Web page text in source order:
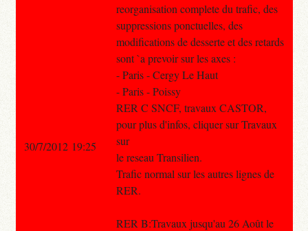
reorganisation complete du trafic, des
suppressions ponctuelles, des
modifications de desserte et des retards
sont `a prevoir sur les axes :
- Paris - Cergy Le Haut
- Paris - Poissy
RER C SNCF, travaux CASTOR,
pour plus d'infos, cliquer sur Travaux
sur
le reseau Transilien.
Trafic normal sur les autres lignes de
RER.
RER B:Travaux jusqu'au 26 Août le
30/7/2012 19:25